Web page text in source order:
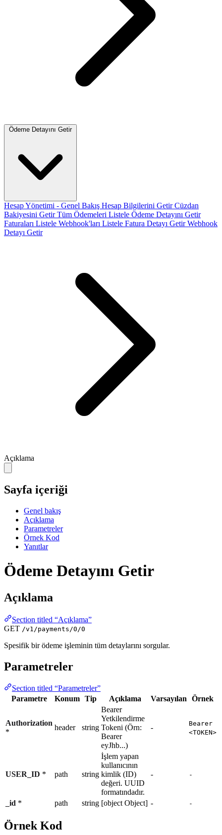
Ödeme Detayını Getir
Hesap Yönetimi - Genel Bakış Hesap Bilgilerini GetirCüzdan
Bakiyesini GetirTüm Ödemeleri Listele Ödeme Detayını Getir
Faturaları Listele Webhook'ları Listele Fatura Detayı GetirWebhook
Detayı Getir
Açıklama
Sayfa içeriği
Genel bakış
Açıklama
Parametreler
Örnek Kod
Yanıtlar
Ödeme Detayını Getir
Açıklama
Section titled “Açıklama”
GET /v1/payments/0/0
Spesifik bir ödeme işleminin tüm detaylarını sorgular.
Parametreler
Section titled “Parametreler”
Parametre
Konum Tip Açıklama Varsayılan Örnek
Authorization
*
header string
Bearer
Yetkilendirme
Tokeni (Örn:
Bearer
eyJhb...)
-
Bearer
<TOKEN>
USER_ID * path string
İşlem yapan
kullanıcının
kimlik (ID)
değeri. UUID
formatındadır.
- -
_id * path string [object Object] - -
Örnek Kod